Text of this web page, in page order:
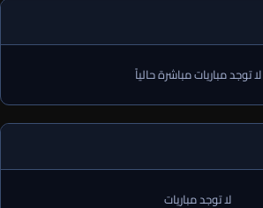
لا توجد مباريات مباشرة حالياً
لا توجد مباريات